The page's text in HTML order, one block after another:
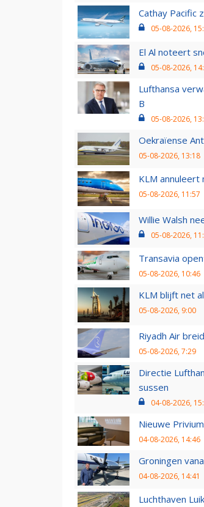
Cathay Pacific
05-08-2026,
El Al noteert
05-08-2026,
Lufthansa
B
05-08-2026,
Oekraïense
05-08-2026, 13:18
KLM annuleert
05-08-2026, 11:57
Willie Walsh
05-08-2026,
Transavia
05-08-2026, 10:46
KLM blijft net
05-08-2026, 9:00
Riyadh Air
05-08-2026, 7:29
Directie
sussen
04-08-2026,
Nieuwe
04-08-2026, 14:46
Groningen
04-08-2026, 14:41
Luchthaven